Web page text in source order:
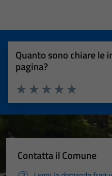
Quanto sono chiare le
pagina?
Valuta 5
Valuta 4 stelle su
Valuta 3 stelle su 5
Valuta 2 stelle su 5
Valuta 1 stelle su 5
Contatta il Comune